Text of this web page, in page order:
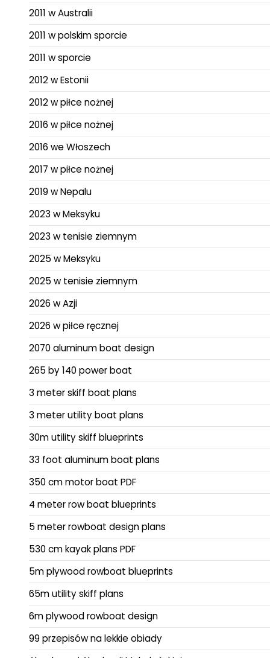
2011 w Australii
2011 w polskim sporcie
2011 w sporcie
2012 w Estonii
2012 w piłce nożnej
2016 w piłce nożnej
2016 we Włoszech
2017 w piłce nożnej
2019 w Nepalu
2023 w Meksyku
2023 w tenisie ziemnym
2025 w Meksyku
2025 w tenisie ziemnym
2026 w Azji
2026 w piłce ręcznej
2070 aluminum boat design
265 by 140 power boat
3 meter skiff boat plans
3 meter utility boat plans
30m utility skiff blueprints
33 foot aluminum boat plans
350 cm motor boat PDF
4 meter row boat blueprints
5 meter rowboat design plans
530 cm kayak plans PDF
5m plywood rowboat blueprints
65m utility skiff plans
6m plywood rowboat design
99 przepisów na lekkie obiady